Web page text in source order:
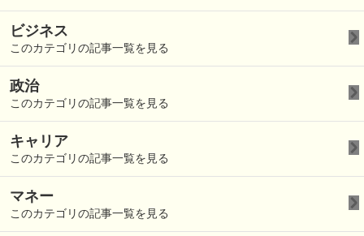
ビジネス
このカテゴリの記事一覧を見る
政治
このカテゴリの記事一覧を見る
キャリア
このカテゴリの記事一覧を見る
マネー
このカテゴリの記事一覧を見る